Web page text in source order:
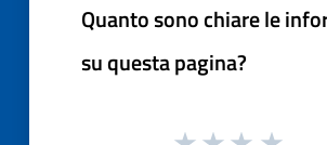
Quanto sono chiare le
su questa pagina?